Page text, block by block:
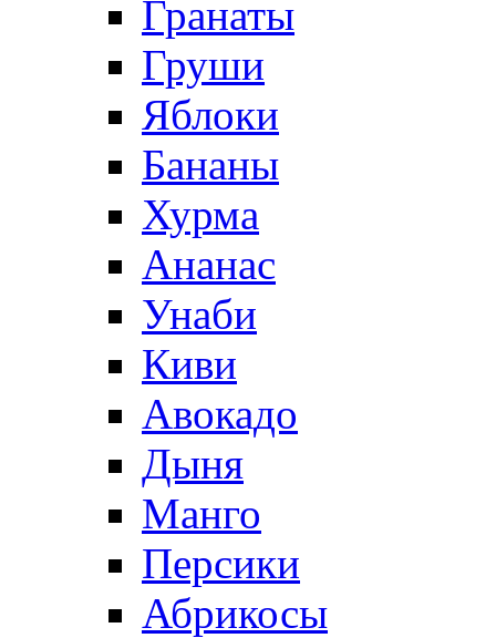
Гранаты
Груши
Яблоки
Бананы
Хурма
Ананас
Унаби
Киви
Авокадо
Дыня
Манго
Персики
Абрикосы